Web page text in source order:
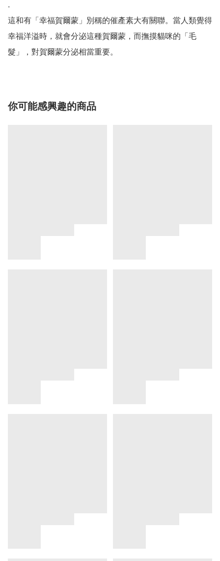
.
這和有「幸福賀爾蒙」別稱的催產素大有關聯。當人類覺得
幸福洋溢時，就會分泌這種賀爾蒙，而撫摸貓咪的「毛
髮」，對賀爾蒙分泌相當重要。
你可能感興趣的商品